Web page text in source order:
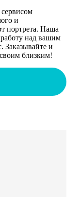
и
портрета. Наша
работу над вашим
Заказывайте и
близким!